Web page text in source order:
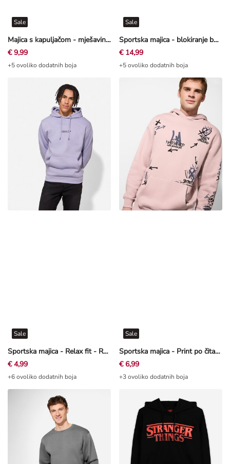
Majica s kapuljačom - mješavina pamuka - Bež
Sale
€ 9,99
+5 ovoliko dodatnih boja
Sportska majica - blokiranje boja - Petrolej
Sale
€ 14,99
+5 ovoliko dodatnih boja
Sportska majica - Relax fit - Ružičasta
Sale
€ 4,99
+6 ovoliko dodatnih boja
Sportska majica - Print po čitavoj površini - Ružičasta
Sale
€ 6,99
+3 ovoliko dodatnih boja